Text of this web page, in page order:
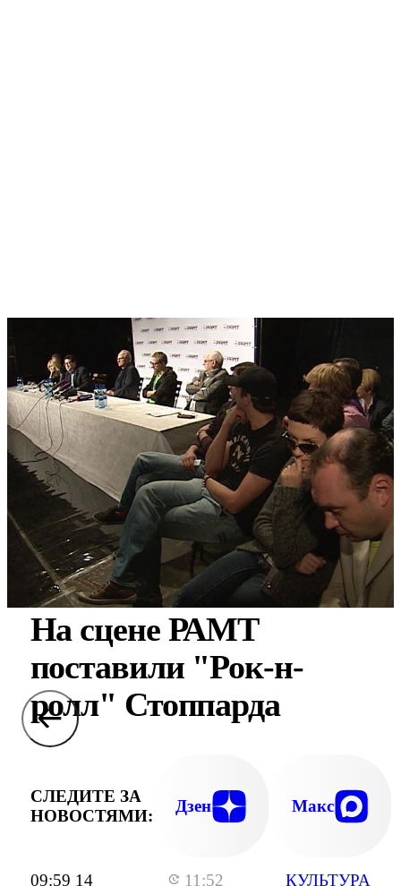
09:59 14
11:52
КУЛЬТУРА
На сцене РАМТ
поставили "Рок-н-
ролл" Стоппарда
СЛЕДИТЕ ЗА
НОВОСТЯМИ:
Дзен Макс